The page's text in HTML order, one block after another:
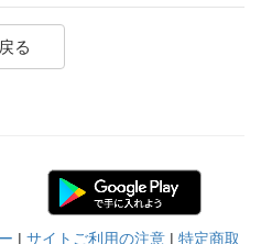
戻る
| サイトご利用の注意 | 特定商取